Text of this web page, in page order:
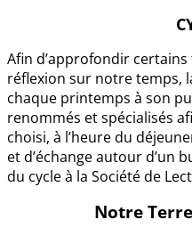
Afin d’approfondir
réflexion sur notre temps,
chaque printemps à son
renommés et spécialisés
choisi, à l’heure du
et d’échange autour d’un
du cycle à la Société de
Notre